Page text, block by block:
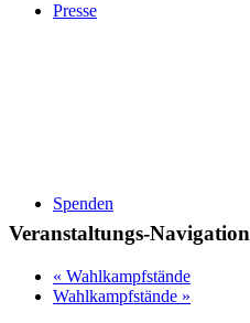
Presse
Spenden
Veranstaltungs-Navigation
« Wahlkampfstände
Wahlkampfstände »